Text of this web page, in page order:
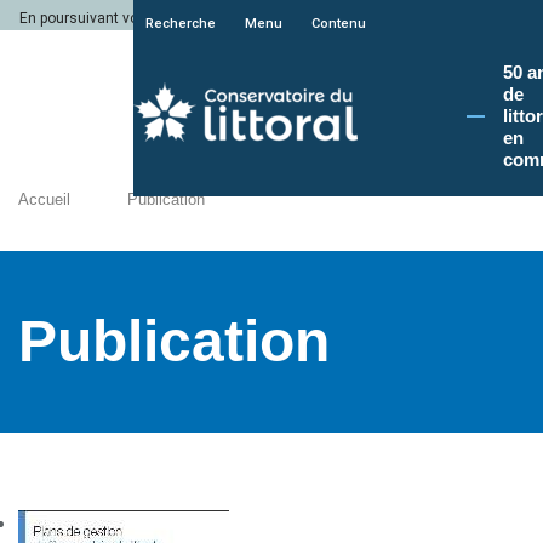
En poursuivant votre navigation sur le site du Conservatoire du littoral, vous
Recherche Menu Contenu
50
de
en
Accueil Publication
Publication